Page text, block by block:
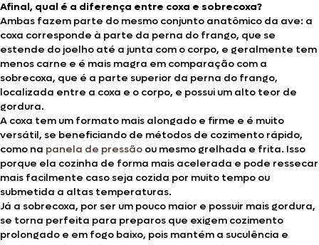
Afinal, qual é a diferença entre coxa e sobrecoxa?
Ambas fazem parte do mesmo conjunto anatômico da ave: a
coxa corresponde à parte da perna do frango, que se
estende do joelho até a junta com o corpo, e geralmente tem
menos carne e é mais magra em comparação com a
sobrecoxa, que é a parte superior da perna do frango,
localizada entre a coxa e o corpo, e possui um alto teor de
gordura.
A coxa tem um formato mais alongado e firme e é muito
versátil, se beneficiando de métodos de cozimento rápido,
como na panela de pressão ou mesmo grelhada e frita. Isso
porque ela cozinha de forma mais acelerada e pode ressecar
mais facilmente caso seja cozida por muito tempo ou
submetida a altas temperaturas.
Já a sobrecoxa, por ser um pouco maior e possuir mais gordura,
se torna perfeita para preparos que exigem cozimento
prolongado e em fogo baixo, pois mantém a suculência e